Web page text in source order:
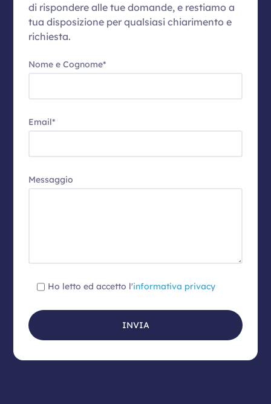
di rispondere alle tue domande, e restiamo a
tua disposizione per qualsiasi chiarimento e
richiesta.
Nome e Cognome*
Email*
Messaggio
Ho letto ed accetto l'informativa privacy